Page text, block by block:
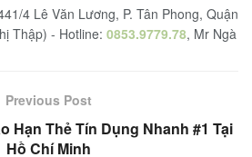
4 Lê Văn Lương, P. Tân Phong, Quận
Thập) - Hotline: 0853.9779.78, Mr Ngà
Previous Post
Hạn Thẻ Tín Dụng Nhanh #1 Tại
Hồ Chí Minh